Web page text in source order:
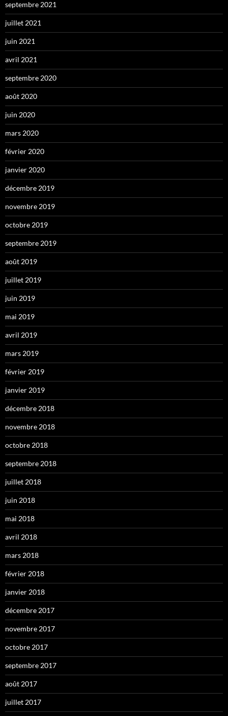
septembre 2021
juillet 2021
juin 2021
avril 2021
septembre 2020
août 2020
juin 2020
mars 2020
février 2020
janvier 2020
décembre 2019
novembre 2019
octobre 2019
septembre 2019
août 2019
juillet 2019
juin 2019
mai 2019
avril 2019
mars 2019
février 2019
janvier 2019
décembre 2018
novembre 2018
octobre 2018
septembre 2018
juillet 2018
juin 2018
mai 2018
avril 2018
mars 2018
février 2018
janvier 2018
décembre 2017
novembre 2017
octobre 2017
septembre 2017
août 2017
juillet 2017